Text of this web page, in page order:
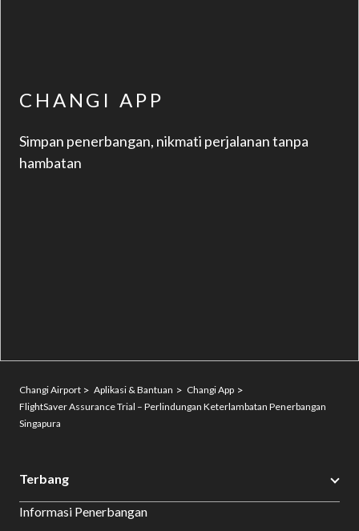
CHANGI APP
Simpan penerbangan, nikmati perjalanan tanpa
hambatan
Changi Airport Aplikasi & Bantuan
Changi App
FlightSaver Assurance Trial – Perlindungan Keterlambatan Penerbangan
Singapura
Terbang
Informasi Penerbangan